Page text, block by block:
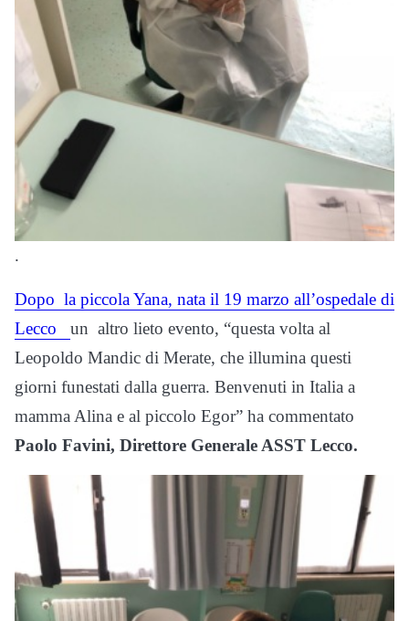
.
Dopo la piccola Yana, nata il 19 marzo all’ospedale di
Lecco un altro lieto evento, “questa volta al
Leopoldo Mandic di Merate, che illumina questi
giorni funestati dalla guerra. Benvenuti in Italia a
mamma Alina e al piccolo Egor” ha commentato
Paolo Favini, Direttore Generale ASST Lecco.